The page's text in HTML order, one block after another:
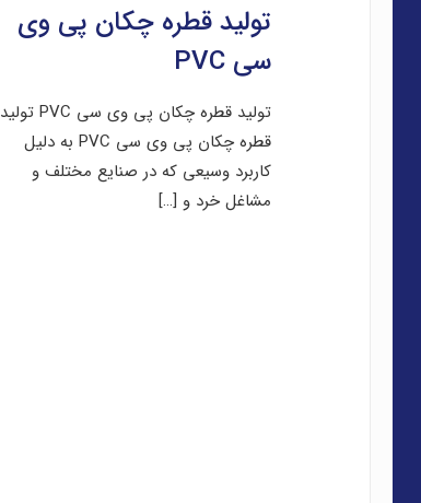
تولید قطره چکان پی وی
سی PVC
تولید قطره چکان پی وی سی PVC تولید
قطره چکان پی وی سی PVC به دلیل
کاربرد وسیعی که در صنایع مختلف و
مشاغل خرد و […]